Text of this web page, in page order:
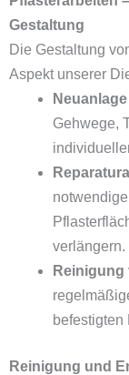
Gestaltung
Die Gestaltung
Aspekt unserer
Gehwege,
verlängern.
Reinigung
befestigten
Reinigung und